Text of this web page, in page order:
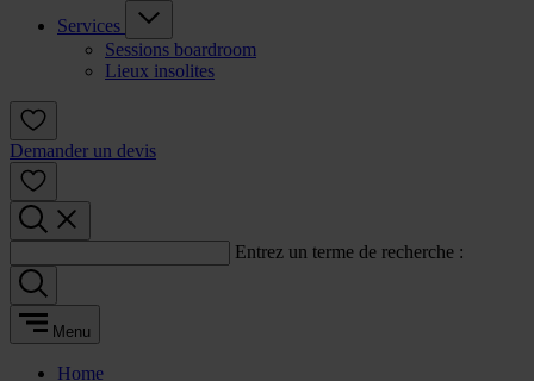
Services
Sessions boardroom
Lieux insolites
Demander un devis
Entrez un terme de recherche :
Menu
Home